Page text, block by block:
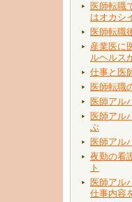
医師転職
はオカシ
医師転職
産業医に
ルヘルス
仕事と医
医師転職
医師アル
医師アル
ぶ
医師アル
夜勤の看
ト
医師アル
仕事内容